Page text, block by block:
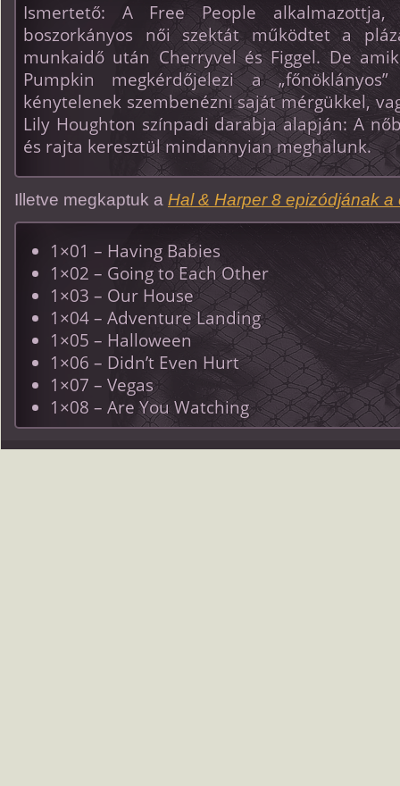
Ismertető: A Free People
boszorkányos női szektát működtet a
munkaidő után Cherryvel és Figgel. De
Pumpkin megkérdőjelezi a
kénytelenek szembenézni saját mérgükkel,
Lily Houghton színpadi darabja alapján: A
és rajta keresztül mindannyian meghalunk.
Illetve megkaptuk a Hal & Harper 8 epizódjának a
1×01 – Having Babies
1×02 – Going to Each Other
1×03 – Our House
1×04 – Adventure Landing
1×05 – Halloween
1×06 – Didn’t Even Hurt
1×07 – Vegas
1×08 – Are You Watching